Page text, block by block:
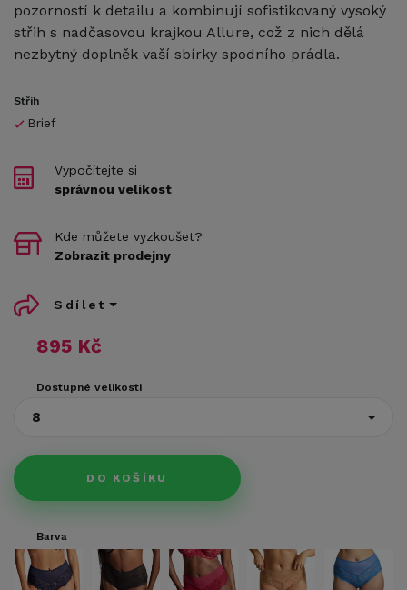
pozorností k detailu a kombinují sofistikovaný vysoký
střih s nadčasovou krajkou Allure, což z nich dělá
nezbytný doplněk vaší sbírky spodního prádla.
Střih
Brief
895 Kč
Dostupné velikosti
8
DO KOŠÍKU
Vypočítejte si
správnou velikost
Kde můžete vyzkoušet?
Zobrazit prodejny
Sdílet
Barva